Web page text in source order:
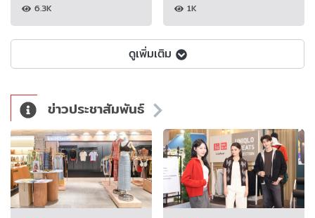
6.3K 1K
ดูเพิ่มเติม
ข่าวประชาสัมพันธ์